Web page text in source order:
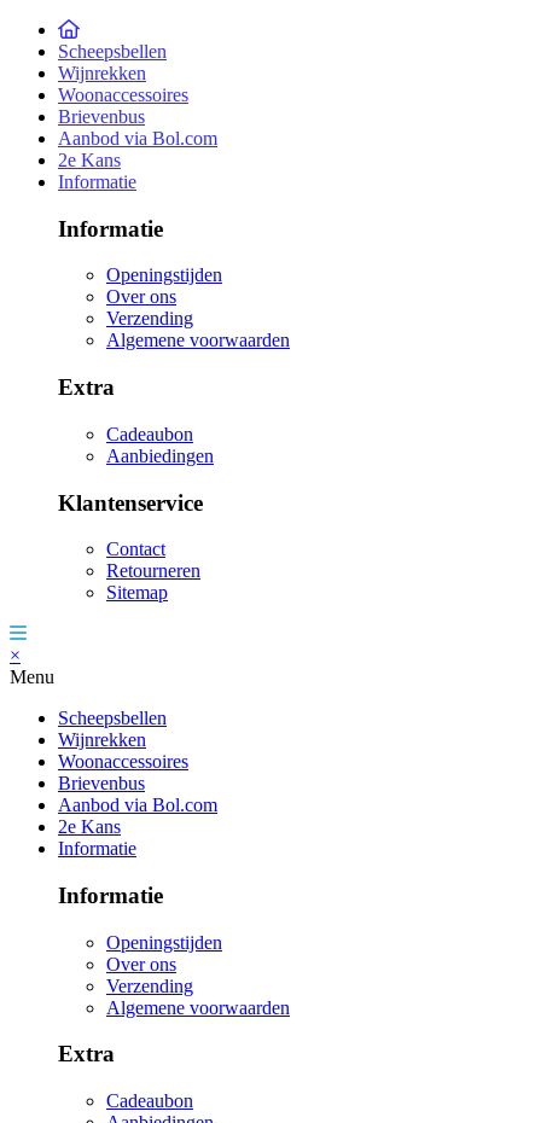
Scheepsbellen
Wijnrekken
Woonaccessoires
Brievenbus
Aanbod via Bol.com
2e Kans
Informatie
Informatie
Openingstijden
Over ons
Verzending
Algemene voorwaarden
Extra
Cadeaubon
Aanbiedingen
Klantenservice
Contact
Retourneren
Sitemap
×
Menu
Scheepsbellen
Wijnrekken
Woonaccessoires
Brievenbus
Aanbod via Bol.com
2e Kans
Informatie
Informatie
Openingstijden
Over ons
Verzending
Algemene voorwaarden
Extra
Cadeaubon